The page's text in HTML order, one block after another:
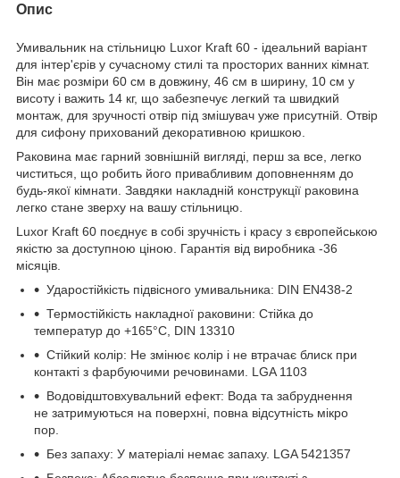
Опис
Умивальник на стільницю Luxor Kraft 60 - ідеальний варіант
для інтер'єрів у сучасному стилі та просторих ванних кімнат.
Він має розміри 60 см в довжину, 46 см в ширину, 10 см у
висоту і важить 14 кг, що забезпечує легкий та швидкий
монтаж, для зручності отвір під змішувач уже присутній. Отвір
для сифону прихований декоративною кришкою.
Раковина має гарний зовнішній вигляді, перш за все, легко
чиститься, що робить його привабливим доповненням до
будь-якої кімнати. Завдяки накладній конструкції раковина
легко стане зверху на вашу стільницю.
Luxor Kraft 60 поєднує в собі зручність і красу з європейською
якістю за доступною ціною. Гарантія від виробника -36
місяців.
Ударостійкість підвісного умивальника: DIN EN438-2
Термостійкість накладної раковини: Стійка до
температур до +165°C, DIN 13310
Стійкий колір: Не змінює колір і не втрачає блиск при
контакті з фарбуючими речовинами. LGA 1103
Водовідштовхувальний ефект: Вода та забруднення
не затримуються на поверхні, повна відсутність мікро
пор.
Без запаху: У матеріалі немає запаху. LGA 5421357